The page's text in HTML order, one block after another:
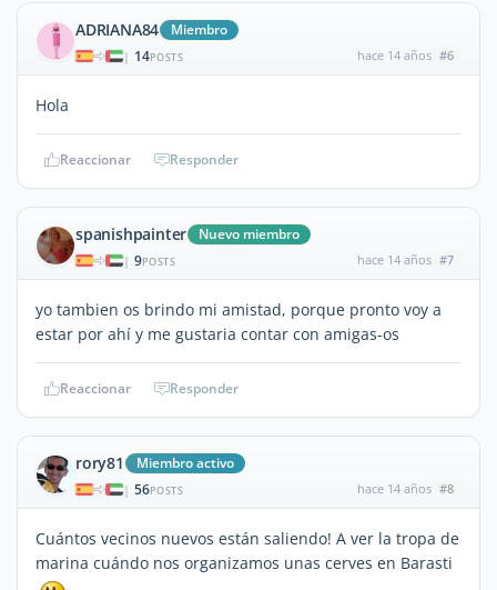
ADRIANA84 Miembro
| 14POSTS hace 14 años #6
Hola
Reaccionar Responder
spanishpainter Nuevo miembro
| 9POSTS hace 14 años #7
yo tambien os brindo mi amistad, porque pronto voy a
estar por ahí y me gustaria contar con amigas-os
Reaccionar Responder
rory81 Miembro activo
| 56POSTS hace 14 años #8
Cuántos vecinos nuevos están saliendo! A ver la tropa de
marina cuándo nos organizamos unas cerves en Barasti